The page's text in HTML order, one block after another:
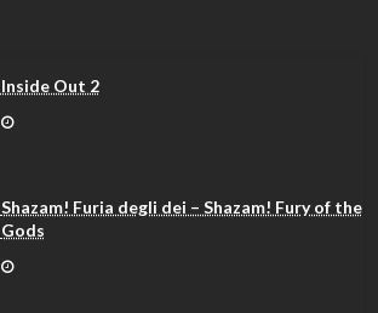
Inside Out 2
Shazam! Furia degli dei – Shazam! Fury of the
Gods